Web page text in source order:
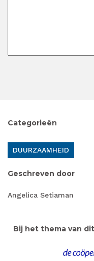
Categorieën
DUURZAAMHEID
Geschreven door
Angelica Setiaman
Bij het thema van